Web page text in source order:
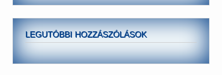
LEGUTÓBBI HOZZÁSZÓLÁSOK